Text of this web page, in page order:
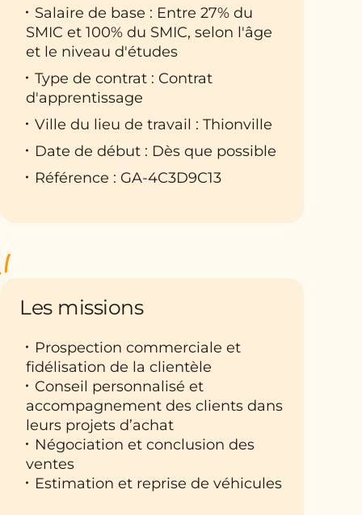
Salaire de base : Entre 27% du
SMIC et 100% du SMIC, selon l'âge
et le niveau d'études
Type de contrat : Contrat
d'apprentissage
Ville du lieu de travail : Thionville
Date de début : Dès que possible
Référence : GA-4C3D9C13
Les missions
Prospection commerciale et
fidélisation de la clientèle
Conseil personnalisé et
accompagnement des clients dans
leurs projets d’achat
Négociation et conclusion des
ventes
Estimation et reprise de véhicules